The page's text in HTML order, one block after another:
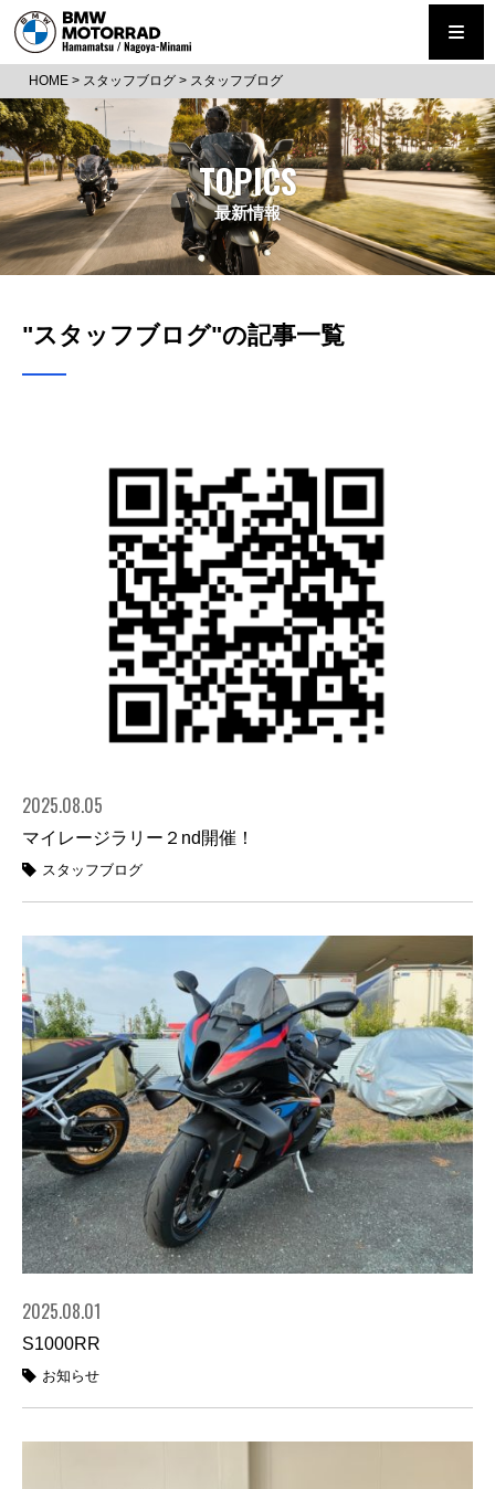
HOME > スタッフブログ > スタッフブログ
TOPICS
最新情報
"スタッフブログ"の記事一覧
2025.08.05
マイレージラリー２nd開催！
スタッフブログ
2025.08.01
S1000RR
お知らせ